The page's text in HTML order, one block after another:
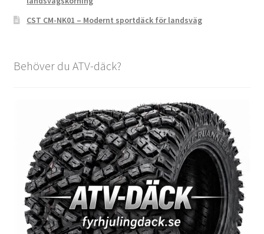
CST CM-NK01 – Modernt sportdäck för landsväg
Behöver du ATV-däck?